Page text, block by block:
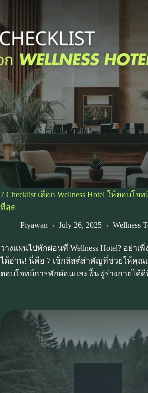
7 Checklist เลือก Wellness Hotel ให้ตอบโ
ที่สุด
Piyawan July 26, 2025 Wellness
วางแผนไปพักผ่อนที่ Wellness Hotel? อย่าเ
ได้อ่าน! นี่คือ 7 เช็กลิสต์สำคัญที่ช่วยให้คุณ
ตอบโจทย์การพักผ่อนและฟื้นฟูร่างกายได้